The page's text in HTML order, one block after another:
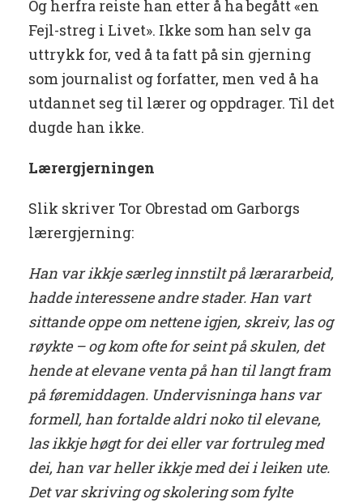
Og herfra reiste han etter å ha begått «en
Fejl-streg i Livet». Ikke som han selv ga
uttrykk for, ved å ta fatt på sin gjerning
som journalist og forfatter, men ved å ha
utdannet seg til lærer og oppdrager. Til det
dugde han ikke.
Lærergjerningen
Slik skriver Tor Obrestad om Garborgs
lærergjerning:
Han var ikkje særleg innstilt på lærararbeid,
hadde interessene andre stader. Han vart
sittande oppe om nettene igjen, skreiv, las og
røykte – og kom ofte for seint på skulen, det
hende at elevane venta på han til langt fram
på føremiddagen. Undervisninga hans var
formell, han fortalde aldri noko til elevane,
las ikkje høgt for dei eller var fortruleg med
dei, han var heller ikkje med dei i leiken ute.
Det var skriving og skolering som fylte